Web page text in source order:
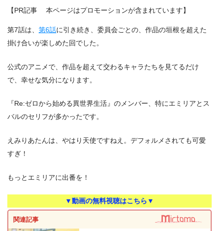
【PR記事 本ページはプロモーションが含まれています】
第7話は、 第6話に引き続き、委員会ごとの、作品の垣根を超えた
掛け合いが楽しめた回でした。
公式のアニメで、作品を超えて交わるキャラたちを見てるだけ
で、幸せな気分になります。
『Re:ゼロから始める異世界生活』のメンバー、特にエミリアとス
バルのセリフが多かったです。
えみりあたんは、やはり天使ですねえ。デフォルメされても可愛
すぎ！
もっとエミリアに出番を！
▼動画の無料視聴はこちら▼
関連記事